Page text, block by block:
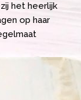
het heerlijk
op haar